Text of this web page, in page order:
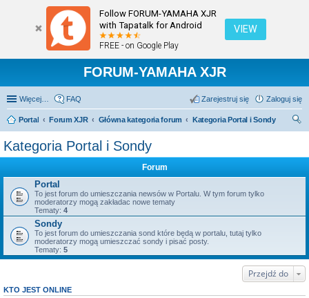
Follow FORUM-YAMAHA XJR
with Tapatalk for Android
FREE - on Google Play
VIEW
FORUM-YAMAHA XJR
Więcej… FAQ Zaloguj się
Zarejestruj się
Portal Forum XJR Główna kategoria forum
Kategoria Portal i Sondy
Kategoria Portal i Sondy
Forum
Portal
To jest forum do umieszczania newsów w Portalu. W tym forum tylko
moderatorzy mogą zakładac nowe tematy
Tematy: 4
Sondy
To jest forum do umieszczania sond które będą w portalu, tutaj tylko
moderatorzy mogą umieszczać sondy i pisać posty.
Tematy: 5
Przejdź do
KTO JEST ONLINE